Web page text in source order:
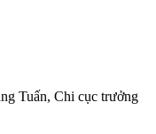
Tuấn, Chi cục trưởng